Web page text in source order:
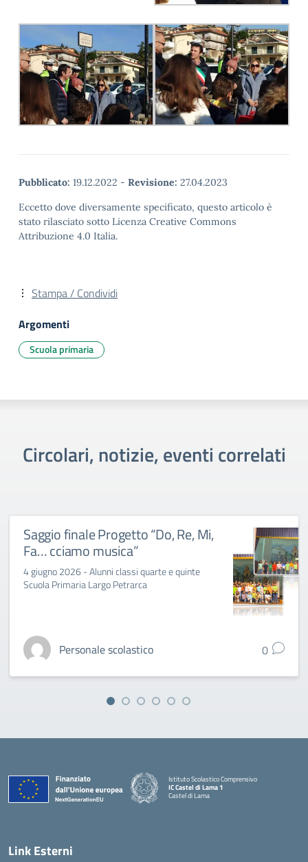
Pubblicato: 19.12.2022 - Revisione: 27.04.2023
Eccetto dove diversamente specificato, questo articolo è
stato rilasciato sotto Licenza Creative Commons
Attribuzione 4.0 Italia.
Stampa / Condividi
Argomenti
Scuola primaria
Circolari, notizie, eventi correlati
Saggio finale Progetto “Do, Re, Mi,
Fa… cciamo musica”
4 giugno 2026 - Alunni classi quarte e quinte
Scuola Primaria Largo Petrarca
Personale scolastico 0
Istituto Scolastico Comprensivo
IC Castel di Lama 1
Castel di Lama
Link Esterni